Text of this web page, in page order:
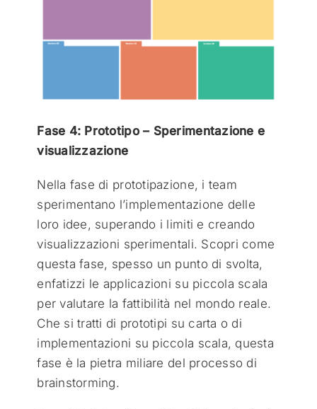
Fase 4: Prototipo – Sperimentazione e
visualizzazione
Nella fase di prototipazione, i team
sperimentano l’implementazione delle
loro idee, superando i limiti e creando
visualizzazioni sperimentali. Scopri come
questa fase, spesso un punto di svolta,
enfatizzi le applicazioni su piccola scala
per valutare la fattibilità nel mondo reale.
Che si tratti di prototipi su carta o di
implementazioni su piccola scala, questa
fase è la pietra miliare del processo di
brainstorming.